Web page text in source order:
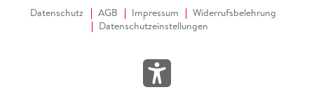
Datenschutz AGB Impressum
Widerrufsbelehrung
Datenschutzeinstellungen